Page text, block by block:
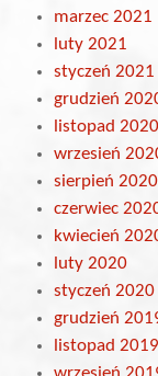
marzec 2021
luty 2021
styczeń 2021
grudzień
listopad 2020
wrzesień
sierpień 2020
czerwiec
kwiecień
luty 2020
styczeń 2020
grudzień
listopad 2019